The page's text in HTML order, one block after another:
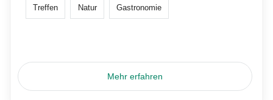
Treffen Natur Gastronomie
Mehr erfahren